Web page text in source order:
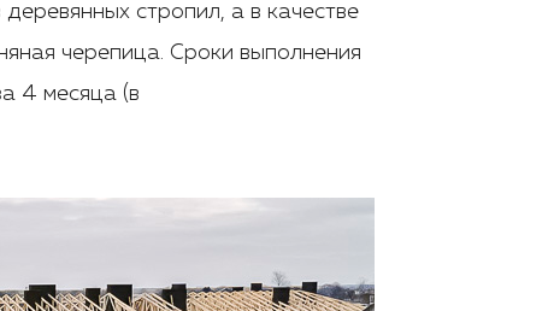
стропил, а в качестве
черепица. Сроки выполнения
4 месяца (в